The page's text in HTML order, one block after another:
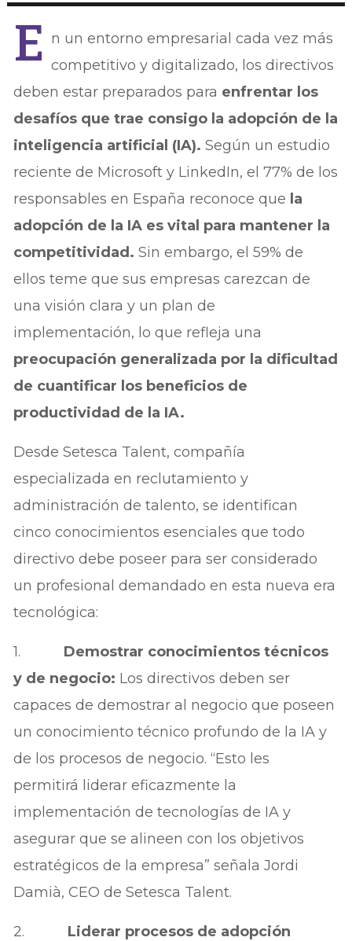
E n un entorno empresarial cada vez más
competitivo y digitalizado, los directivos
deben estar preparados para enfrentar los
desafíos que trae consigo la adopción de la
inteligencia artificial (IA). Según un estudio
reciente de Microsoft y LinkedIn, el 77% de los
responsables en España reconoce que la
adopción de la IA es vital para mantener la
competitividad.Sin embargo, el 59% de
ellos teme que sus empresas carezcan de
una visión clara y un plan de
implementación, lo que refleja una
preocupación generalizada por la dificultad
de cuantificar los beneficios de
productividad de la IA.
Desde Setesca Talent, compañía
especializada en reclutamiento y
administración de talento, se identifican
cinco conocimientos esenciales que todo
directivo debe poseer para ser considerado
un profesional demandado en esta nueva era
tecnológica:
1.
Demostrar conocimientos técnicos
y de negocio: Los directivos deben ser
capaces de demostrar al negocio que poseen
un conocimiento técnico profundo de la IA y
de los procesos de negocio. “Esto les
permitirá liderar eficazmente la
implementación de tecnologías de IA y
asegurar que se alineen con los objetivos
estratégicos de la empresa” señala Jordi
Damià, CEO de Setesca Talent.
2.
Liderar procesos de adopción